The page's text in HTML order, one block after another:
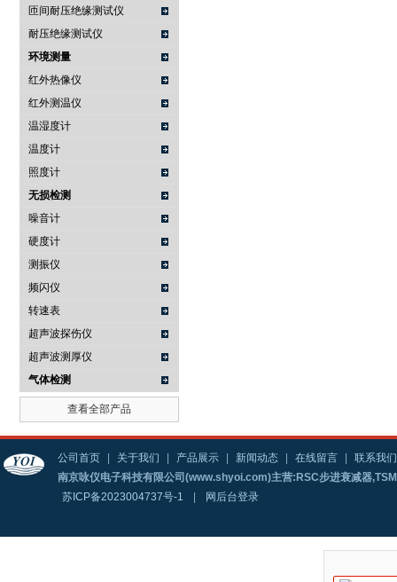
匝间耐压绝缘测试仪
耐压绝缘测试仪
环境测量
红外热像仪
红外测温仪
温湿度计
温度计
照度计
无损检测
噪音计
硬度计
测振仪
频闪仪
转速表
超声波探伤仪
超声波测厚仪
气体检测
查看全部产品
公司首页 关于我们 产品展示 新闻动态 在线留言
联系我们
南京咏仪电子科技有限公司(www.shyoi.com)主营:RSC步进衰减器
苏ICP备2023004737号-1
网后台登录